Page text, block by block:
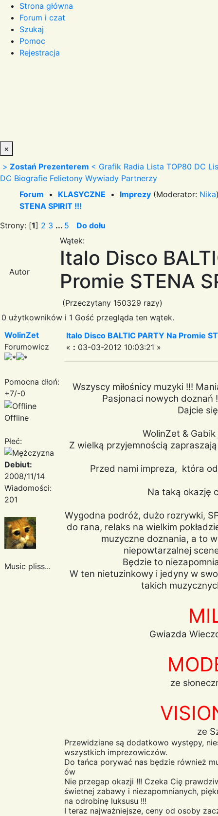
Strona główna
Forum i czat
Szukaj
Pomoc
Rejestracja
×
> Zostań Prezenterem < Grafik Radia Lista TOP80 DC
DC Biografie Felietony Wywiady Partnerzy
Forum • KLASYCZNE • Imprezy (Moderator: Nika
STENA SPIRIT !!!
Strony: [1] 2 3 ... 5 Do dołu
Autor
Wątek:
Italo Disco
Promie STENA
(Przeczytany 150329 razy)
0 użytkowników i 1 Gość przegląda ten wątek.
WolinZet
Forumowicz
Pomocna dłoń:
+7/-0
Offline
Płeć:
Debiut:
2008/11/14
Wiadomości:
201
Music pliss...
Italo Disco BALTIC PARTY Na Promie
« : 03-03-2012 10:03:21 »
Wszyscy miłośnicy muzyki !!!
Pasjonaci nowych doznań
Dajcie
WolinZet &
Z wielką przyjemnością
Przed nami impreza, która
Na taką okazję
Wygodna podróż, dużo rozrywki,
do rana, relaks na wielkim
muzyczne doznania, a to
niepowtarzalnej
Będzie to
W ten nietuzinkowy i jedyny w
takich
Gwiazda
ze
ze
Przewidziane są dodatkowo występy,
wszystkich imprezowiczów.
Do tańca porywać nas będzie również
ów
Nie przegap okazji !!! Czeka Cię
świetnej zabawy i niezapomnianych,
na odrobinę luksusu !!!
I teraz najważniejsze, ceny od osoby